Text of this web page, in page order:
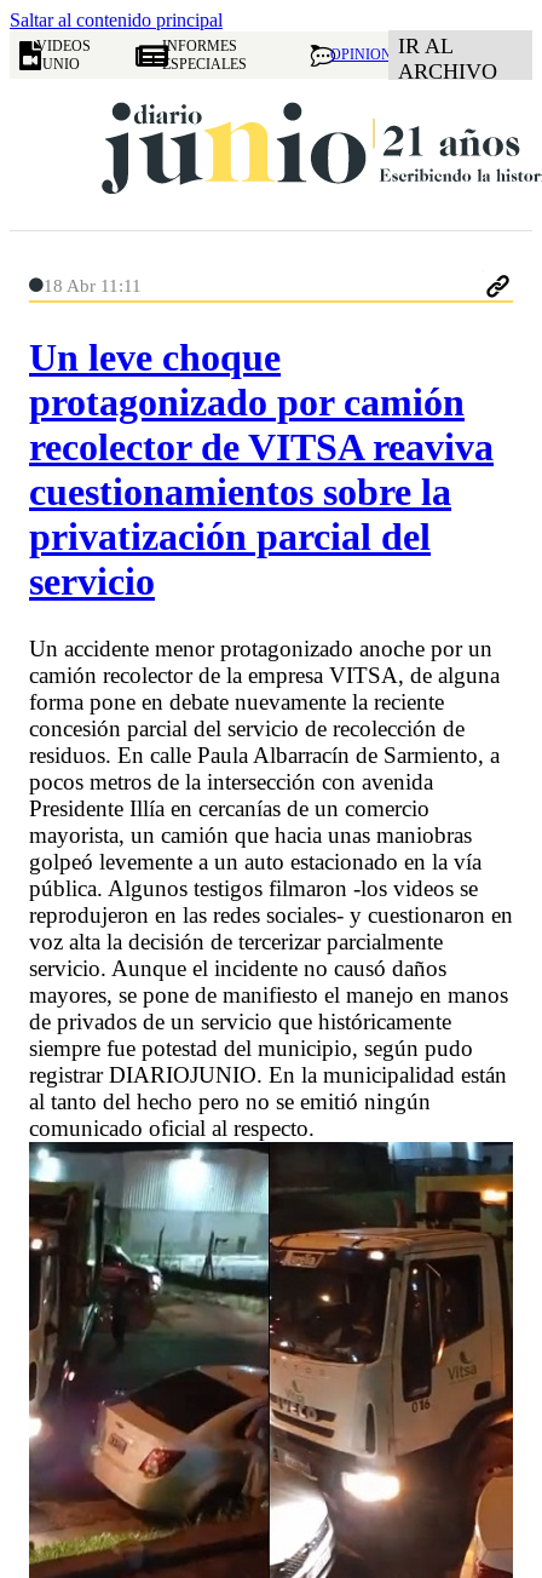
Saltar al contenido principal
VIDEOS
JUNIO
INFORMES
ESPECIALES
OPINION IR AL
ARCHIVO
18 Abr 11:11
Un leve choque
protagonizado por camión
recolector de VITSA reaviva
cuestionamientos sobre la
privatización parcial del
servicio
Un accidente menor protagonizado anoche por un
camión recolector de la empresa VITSA, de alguna
forma pone en debate nuevamente la reciente
concesión parcial del servicio de recolección de
residuos. En calle Paula Albarracín de Sarmiento, a
pocos metros de la intersección con avenida
Presidente Illía en cercanías de un comercio
mayorista, un camión que hacia unas maniobras
golpeó levemente a un auto estacionado en la vía
pública. Algunos testigos filmaron -los videos se
reprodujeron en las redes sociales- y cuestionaron en
voz alta la decisión de tercerizar parcialmente
servicio. Aunque el incidente no causó daños
mayores, se pone de manifiesto el manejo en manos
de privados de un servicio que históricamente
siempre fue potestad del municipio, según pudo
registrar DIARIOJUNIO. En la municipalidad están
al tanto del hecho pero no se emitió ningún
comunicado oficial al respecto.